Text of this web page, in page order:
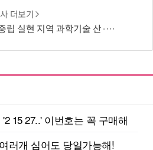
더보기
지역 과학기술 산·학·연·관 협력 모색